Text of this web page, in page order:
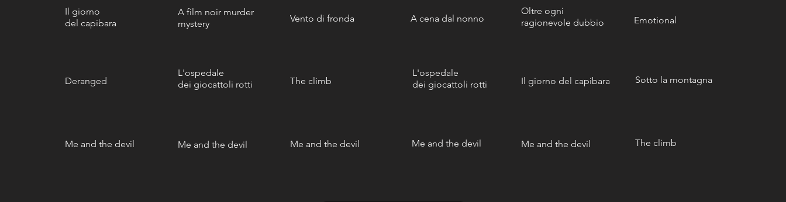
Il giorno
del capibara
A film noir murder
mystery
Vento di fronda A cena dal nonno
Oltre ogni
ragionevole dubbio
Emotional
Deranged
L'ospedale
dei giocattoli rotti
The climb
L'ospedale
dei giocattoli rotti
Il giorno del capibara Sotto la montagna
Me and the devil Me and the devil Me and the devil Me and the devil Me and the devil The climb